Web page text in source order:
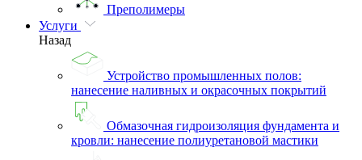
Преполимеры
Услуги
Назад
Устройство промышленных полов:
нанесение наливных и окрасочных покрытий
Обмазочная гидроизоляция фундамента и
кровли: нанесение полиуретановой мастики